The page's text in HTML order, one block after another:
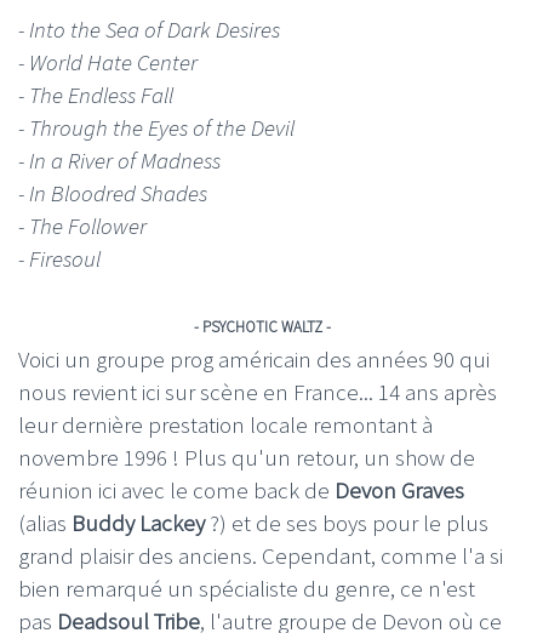
- Into the Sea of Dark Desires
- World Hate Center
- The Endless Fall
- Through the Eyes of the Devil
- In a River of Madness
- In Bloodred Shades
- The Follower
- Firesoul
- PSYCHOTIC WALTZ -
Voici un groupe prog américain des années 90 qui
nous revient ici sur scène en France... 14 ans après
leur dernière prestation locale remontant à
novembre 1996 ! Plus qu'un retour, un show de
réunion ici avec le come back de Devon Graves
(alias Buddy Lackey?) et de ses boys pour le plus
grand plaisir des anciens. Cependant, comme l'a si
bien remarqué un spécialiste du genre, ce n'est
pas Deadsoul Tribe, l'autre groupe de Devon où ce